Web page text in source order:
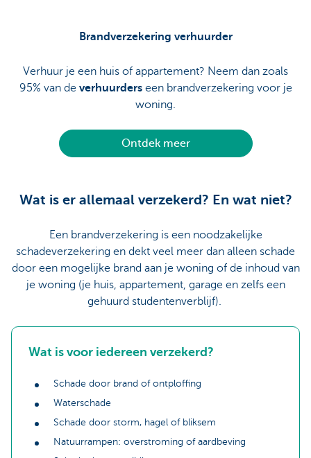
Brandverzekering verhuurder
Verhuur je een huis of appartement? Neem dan zoals
95% van de verhuurderseen brandverzekering voor je
woning.
Ontdek meer
Wat is er allemaal verzekerd? En wat niet?
Een brandverzekering is een noodzakelijke
schadeverzekering en dekt veel meer dan alleen schade
door een mogelijke brand aan je woning of de inhoud van
je woning (je huis, appartement, garage en zelfs een
gehuurd studentenverblijf).
Wat is voor iedereen verzekerd?
Schade door brand of ontploffing
Waterschade
Schade door storm, hagel of bliksem
Natuurrampen: overstroming of aardbeving